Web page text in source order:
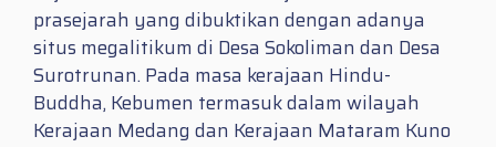
prasejarah yang dibuktikan dengan adanya
situs megalitikum di Desa Sokoliman dan Desa
Surotrunan. Pada masa kerajaan Hindu-
Buddha, Kebumen termasuk dalam wilayah
Kerajaan Medang dan Kerajaan Mataram Kuno